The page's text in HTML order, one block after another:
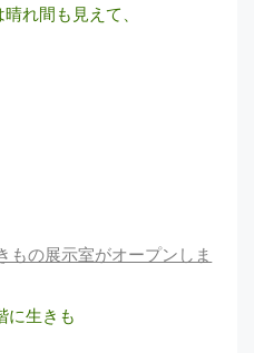
れ間も見えて、
もの展示室がオープンしま
に生きも